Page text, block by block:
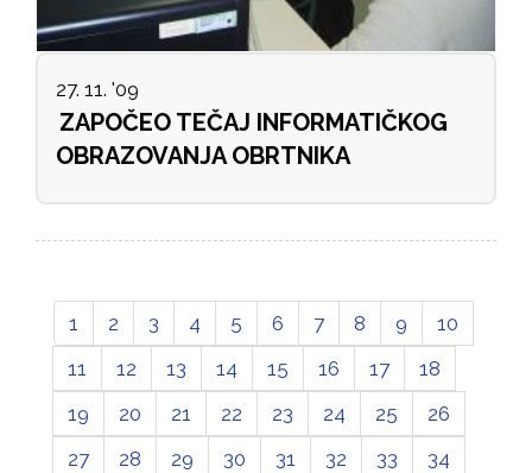
27. 11. '09
ZAPOČEO TEČAJ INFORMATIČKOG
OBRAZOVANJA OBRTNIKA
1 2 3 4 5 6 7 8 9
10
11
12 13 14 15 16 17
18
19
20 21 22 23 24 25
26
27
28 29 30 31 32 33
34